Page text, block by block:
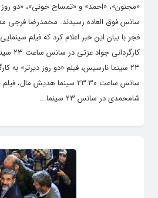
هشتمین روز از چهل و دومین جشنواره بین
«مجنون»، «احمد» و «تمساح خونی»، «دو روز
سانس فوق العاده رسیدند. محمدرضا فرجی
فجر با بیان این خبر اعلام کرد که فیلم
۲۳ سینما نارسیس، فیلم «دو روز دیرتر» به
سانس ساعت ۲۳:۳۰ سینما هدیش